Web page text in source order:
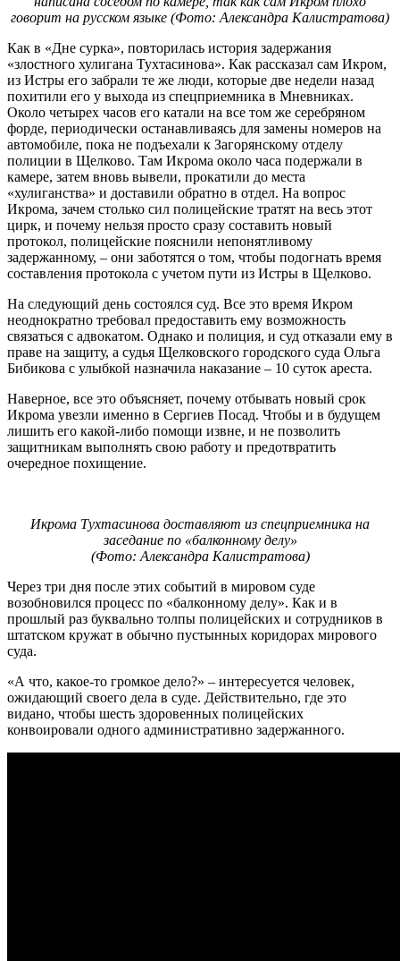
говорит на русском языке (Фото: Александра Калистратова)
Как в «Дне сурка», повторилась история задержания
«злостного хулигана Тухтасинова». Как рассказал сам Икром,
из Истры его забрали те же люди, которые две недели назад
похитили его у выхода из спецприемника в Мневниках.
Около четырех часов его катали на все том же серебряном
форде, периодически останавливаясь для замены номеров на
автомобиле, пока не подъехали к Загорянскому отделу
полиции в Щелково. Там Икрома около часа подержали в
камере, затем вновь вывели, прокатили до места
«хулиганства» и доставили обратно в отдел. На вопрос
Икрома, зачем столько сил полицейские тратят на весь этот
цирк, и почему нельзя просто сразу составить новый
протокол, полицейские пояснили непонятливому
задержанному, – они заботятся о том, чтобы подогнать время
составления протокола с учетом пути из Истры в Щелково.
На следующий день состоялся суд. Все это время Икром
неоднократно требовал предоставить ему возможность
связаться с адвокатом. Однако и полиция, и суд отказали ему в
праве на защиту, а судья Щелковского городского суда Ольга
Бибикова с улыбкой назначила наказание – 10 суток ареста.
Наверное, все это объясняет, почему отбывать новый срок
Икрома увезли именно в Сергиев Посад. Чтобы и в будущем
лишить его какой-либо помощи извне, и не позволить
защитникам выполнять свою работу и предотвратить
очередное похищение.
Икрома Тухтасинова доставляют из спецприемника на
заседание по «балконному делу»
(Фото: Александра Калистратова)
Через три дня после этих событий в мировом суде
возобновился процесс по «балконному делу». Как и в
прошлый раз буквально толпы полицейских и сотрудников в
штатском кружат в обычно пустынных коридорах мирового
суда.
«А что, какое-то громкое дело?» – интересуется человек,
ожидающий своего дела в суде. Действительно, где это
видано, чтобы шесть здоровенных полицейских
конвоировали одного административно задержанного.